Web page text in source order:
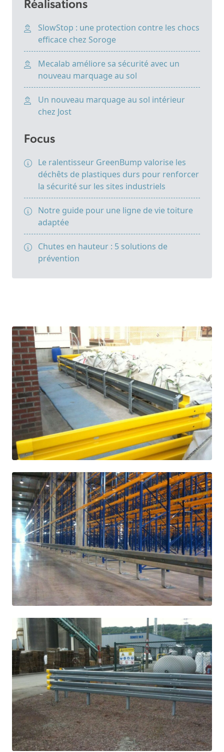
Réalisations
SlowStop : une protection contre les chocs
efficace chez Soroge
Mecalab améliore sa sécurité avec un
nouveau marquage au sol
Un nouveau marquage au sol intérieur
chez Jost
Focus
Le ralentisseur GreenBump valorise les
déchêts de plastiques durs pour renforcer
la sécurité sur les sites industriels
Notre guide pour une ligne de vie toiture
adaptée
Chutes en hauteur : 5 solutions de
prévention